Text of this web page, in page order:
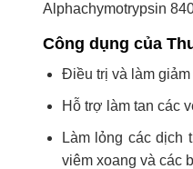
Alphachymotrypsin
Công dụng của
Điều trị và làm
Hỗ trợ làm tan các
Làm lỏng các dịch
viêm xoang và các